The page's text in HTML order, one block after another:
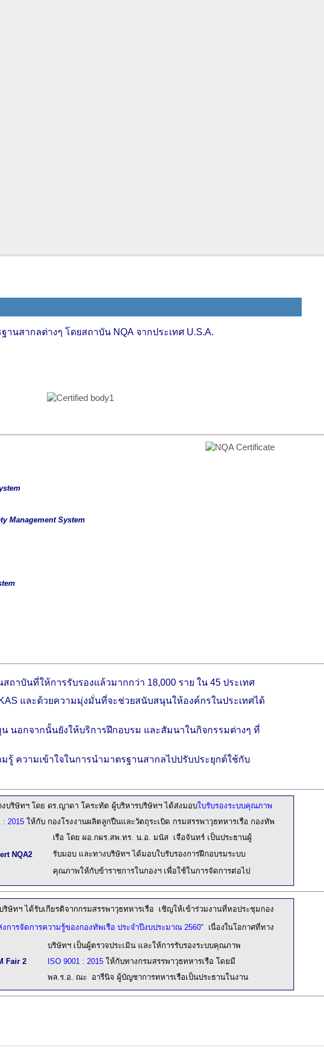
านสากลต่างๆ โดยสถาบัน NQA จากประเทศ U.S.A.
Management System
ถาบันที่ให้การรับรองแล้วมากกว่า 18,000 ราย ใน 45 ประเทศ
และด้วยความมุ่งมั่นที่จะช่วยสนับสนุนให้องค์กรในประเทศได้
น นอกจากนั้นยังให้บริการฝึกอบรม และสัมนาในกิจกรรมต่างๆ ที่
รู้ ความเข้าใจในการนำมาตรฐานสากลไปปรับประยุกต์ใช้กับ
บริษัทฯ โดย ดร.ญาดา โคระทัต ผู้บริหารบริษัทฯ ได้ส่งมอบใบรับรองระบบคุณภาพ
: 2015 ให้กับ กองโรงงานผลิตลูกปืนและวัตถุระเบิด กรมสรรพาวุธทหารเรือ กองทัพ
เรือ โดย ผอ.กผร.สพ.ทร. น.อ. มนัส เจือจันทร์ เป็นประธานผู้
รับมอบ และทางบริษัทฯ ได้มอบใบรับรองการฝึกอบรมระบบ
คุณภาพให้กับข้าราชการในกองฯ เพื่อใช้ในการจัดการต่อไป
ริษัทฯ ได้รับเกียรติจากกรมสรรพาวุธทหารเรือ เชิญให้เข้าร่วมงานที่หอประชุมกอง
การจัดการความรู้ของกองทัพเรือ ประจำปีงบประมาณ 2560" เนื่องในโอกาศที่ทาง
บริษัทฯ เป็นผู้ตรวจประเมิน และให้การรับรองระบบคุณภาพ
ISO 9001 : 2015 ให้กับทางกรมสรรพาวุธทหารเรือ โดยมี
พล.ร.อ. ณะ อารีนิจ ผู้บัญชาการทหารเรือเป็นประธานในงาน